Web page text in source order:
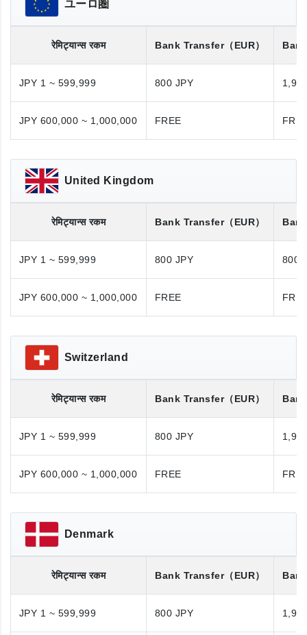
ユーロ圏
रेमिट्यान्स रकम Bank Transfer（EUR）
JPY 1 ~ 599,999 800 JPY
JPY 600,000 ~ 1,000,000 FREE
United Kingdom
रेमिट्यान्स रकम Bank Transfer（EUR）
JPY 1 ~ 599,999 800 JPY 800
JPY 600,000 ~ 1,000,000 FREE
Switzerland
रेमिट्यान्स रकम Bank Transfer（EUR）
JPY 1 ~ 599,999 800 JPY
JPY 600,000 ~ 1,000,000 FREE
Denmark
रेमिट्यान्स रकम Bank Transfer（EUR）
JPY 1 ~ 599,999 800 JPY